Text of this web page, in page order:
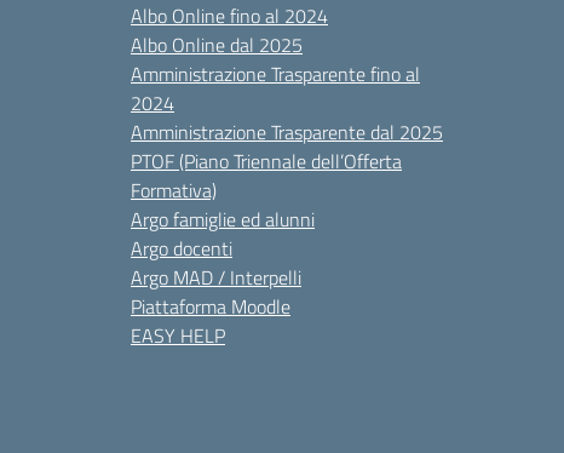
Albo Online fino al 2024
Albo Online dal 2025
Amministrazione Trasparente fino al
2024
Amministrazione Trasparente dal 2025
PTOF (Piano Triennale dell’Offerta
Formativa)
Argo famiglie ed alunni
Argo docenti
Argo MAD / Interpelli
Piattaforma Moodle
EASY HELP